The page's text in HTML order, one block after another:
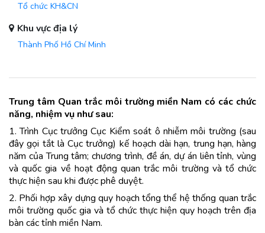
Tổ chức KH&CN
Khu vực địa lý
Thành Phố Hồ Chí Minh
Trung tâm Quan trắc môi trường miền Nam có các chức
năng, nhiệm vụ như sau:
1. Trình Cục trưởng Cục Kiểm soát ô nhiễm môi trường (sau
đây gọi tắt là Cục trưởng) kế hoạch dài hạn, trung hạn, hàng
năm của Trung tâm; chương trình, đề án, dự án liên tỉnh, vùng
và quốc gia về hoạt động quan trắc môi trường và tổ chức
thực hiện sau khi được phê duyệt.
2. Phối hợp xây dựng quy hoạch tổng thể hệ thống quan trắc
môi trường quốc gia và tổ chức thực hiện quy hoạch trên địa
bàn các tỉnh miền Nam.